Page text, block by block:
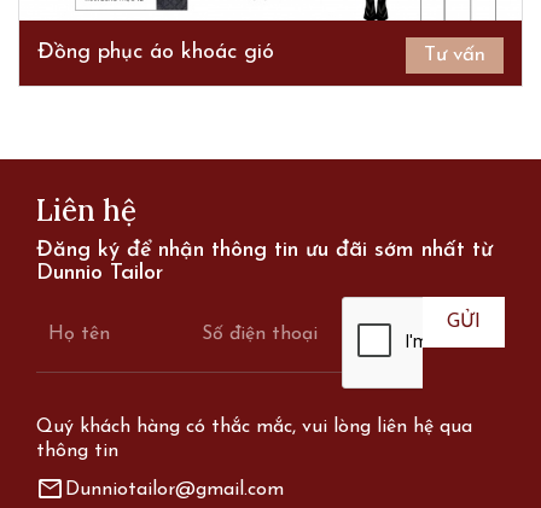
Đồng phục áo khoác gió Tư vấn
Liên hệ
Đăng ký để nhận thông tin ưu đãi sớm nhất từ
Dunnio Tailor
Quý khách hàng có thắc mắc, vui lòng liên hệ qua
thông tin
mail Dunniotailor@gmail.com